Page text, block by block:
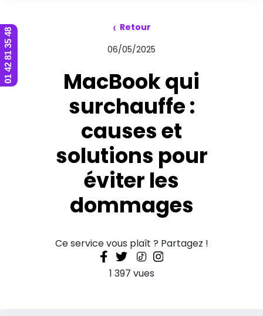
‹ Retour
06/05/2025
MacBook qui
surchauffe :
causes et
solutions pour
éviter les
dommages
Ce service vous plaît ? Partagez !
1 397 vues
01 42 81 35 48